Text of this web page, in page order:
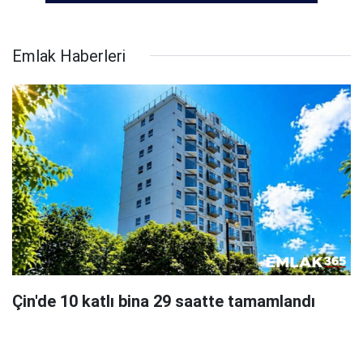
Emlak Haberleri
Çin'de 10 katlı bina 29 saatte tamamlandı